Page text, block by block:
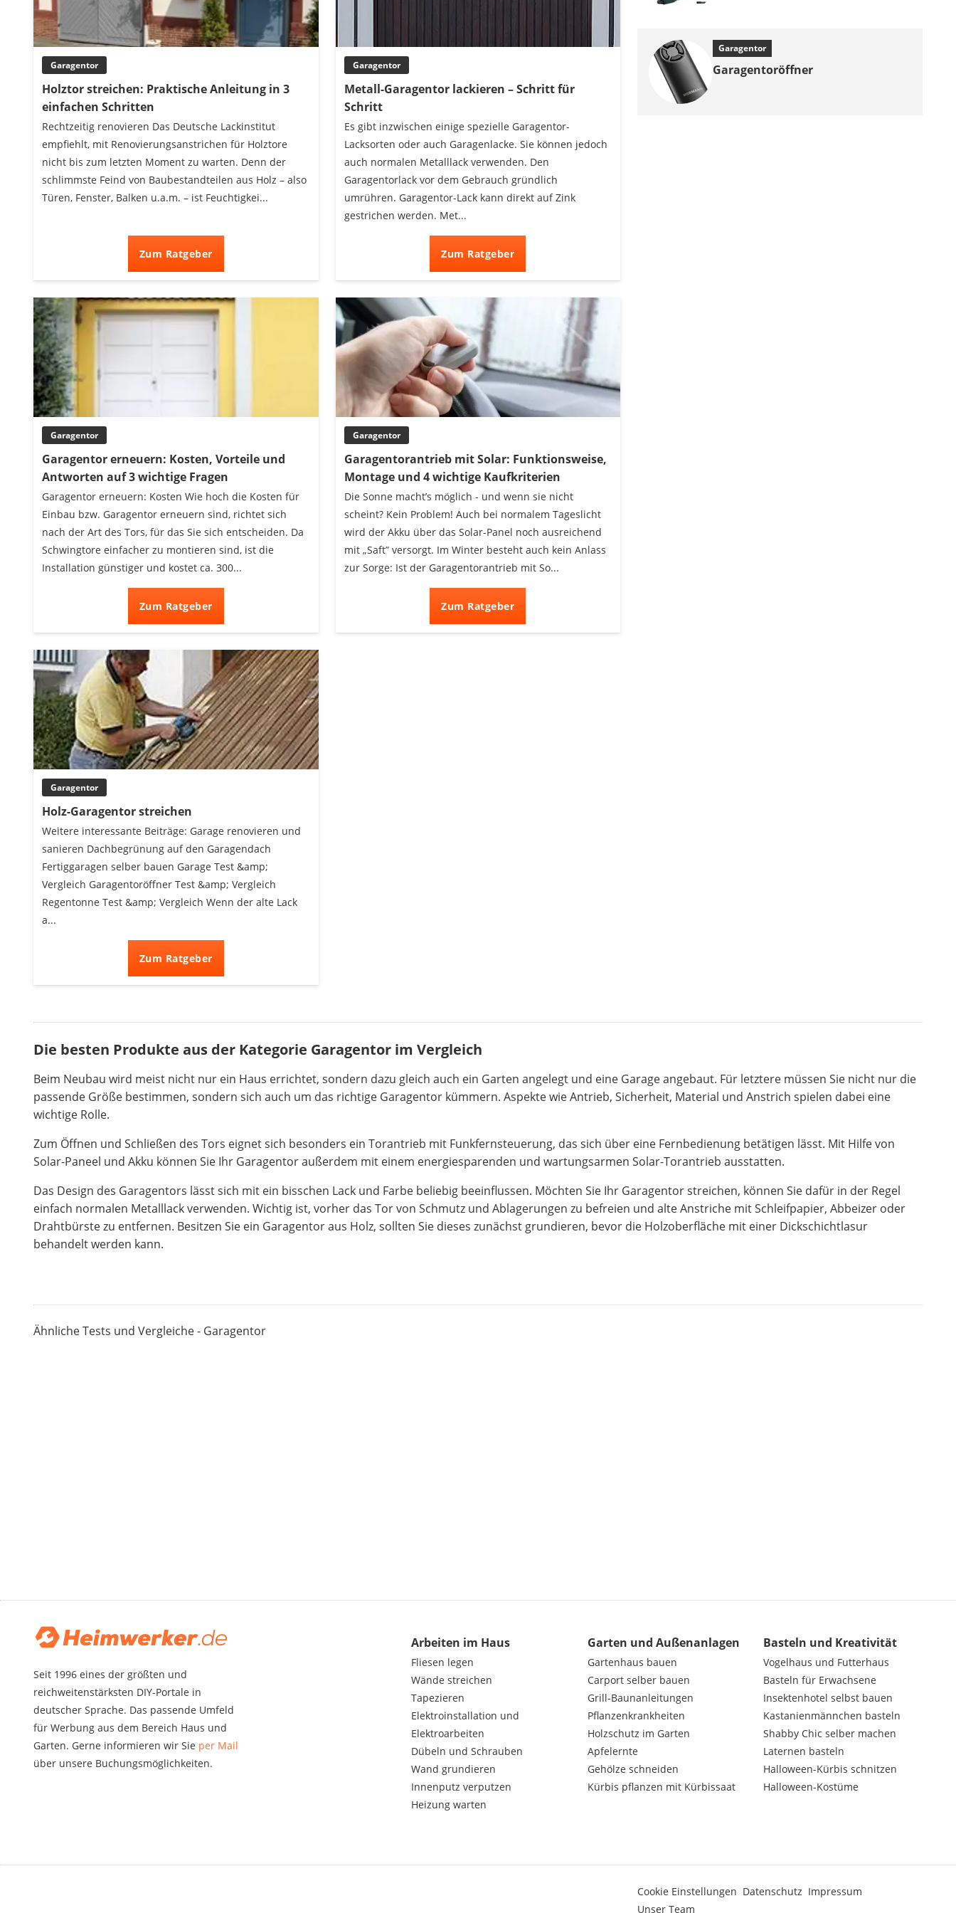
Akku-Vertikutierer
Koifutter
Kassettenmarkise
Bosch-Heckenschere
Stihl-Laubbläser
Minidumper
Auffahrrampe
Garagentor
Holztor streichen: Praktische Anleitung in 3
einfachen Schritten
Rechtzeitig renovieren Das Deutsche Lackinstitut
empfiehlt, mit Renovierungsanstrichen für Holztore
nicht bis zum letzten Moment zu warten. Denn der
schlimmste Feind von Baubestandteilen aus Holz – also
Türen, Fenster, Balken u.a.m. – ist Feuchtigkei...
Zum Ratgeber
Garagentor
Metall-Garagentor lackieren – Schritt für
Schritt
Es gibt inzwischen einige spezielle Garagentor-
Lacksorten oder auch Garagenlacke. Sie können jedoch
auch normalen Metalllack verwenden. Den
Garagentorlack vor dem Gebrauch gründlich
umrühren. Garagentor-Lack kann direkt auf Zink
gestrichen werden. Met...
Zum Ratgeber
Garagentor
Garagentor erneuern: Kosten, Vorteile und
Antworten auf 3 wichtige Fragen
Garagentor erneuern: Kosten Wie hoch die Kosten für
Einbau bzw. Garagentor erneuern sind, richtet sich
nach der Art des Tors, für das Sie sich entscheiden. Da
Schwingtore einfacher zu montieren sind, ist die
Installation günstiger und kostet ca. 300...
Zum Ratgeber
Garagentor
Garagentorantrieb mit Solar: Funktionsweise,
Montage und 4 wichtige Kaufkriterien
Die Sonne macht’s möglich - und wenn sie nicht
scheint? Kein Problem! Auch bei normalem Tageslicht
wird der Akku über das Solar-Panel noch ausreichend
mit „Saft” versorgt. Im Winter besteht auch kein Anlass
zur Sorge: Ist der Garagentorantrieb mit So...
Zum Ratgeber
Garagentor
Holz-Garagentor streichen
Weitere interessante Beiträge: Garage renovieren und
sanieren Dachbegrünung auf den Garagendach
Fertiggaragen selber bauen Garage Test &amp;
Vergleich Garagentoröffner Test &amp; Vergleich
Regentonne Test &amp; Vergleich Wenn der alte Lack
a...
Zum Ratgeber
Garagentor
Garagentoröffner
Die besten Produkte aus der Kategorie Garagentor im Vergleich
Beim Neubau wird meist nicht nur ein Haus errichtet, sondern dazu gleich auch ein Garten angelegt und eine Garage angebaut. Für letztere müssen Sie nicht nur die
passende Größe bestimmen, sondern sich auch um das richtige Garagentor kümmern. Aspekte wie Antrieb, Sicherheit, Material und Anstrich spielen dabei eine
wichtige Rolle.
Zum Öffnen und Schließen des Tors eignet sich besonders ein Torantrieb mit Funkfernsteuerung, das sich über eine Fernbedienung betätigen lässt. Mit Hilfe von
Solar-Paneel und Akku können Sie Ihr Garagentor außerdem mit einem energiesparenden und wartungsarmen Solar-Torantrieb ausstatten.
Das Design des Garagentors lässt sich mit ein bisschen Lack und Farbe beliebig beeinflussen. Möchten Sie Ihr Garagentor streichen, können Sie dafür in der Regel
einfach normalen Metalllack verwenden. Wichtig ist, vorher das Tor von Schmutz und Ablagerungen zu befreien und alte Anstriche mit Schleifpapier, Abbeizer oder
Drahtbürste zu entfernen. Besitzen Sie ein Garagentor aus Holz, sollten Sie dieses zunächst grundieren, bevor die Holzoberfläche mit einer Dickschichtlasur
behandelt werden kann.
Ähnliche Tests und Vergleiche - Garagentor
Seit 1996 eines der größten und
reichweitenstärksten DIY-Portale in
deutscher Sprache. Das passende Umfeld
für Werbung aus dem Bereich Haus und
Garten. Gerne informieren wir Sie per Mail
über unsere Buchungsmöglichkeiten.
Arbeiten im Haus
Fliesen legen
Wände streichen
Tapezieren
Elektroinstallation und
Elektroarbeiten
Dübeln und Schrauben
Wand grundieren
Innenputz verputzen
Heizung warten
Garten und Außenanlagen
Gartenhaus bauen
Carport selber bauen
Grill-Baunanleitungen
Pflanzenkrankheiten
Holzschutz im Garten
Apfelernte
Gehölze schneiden
Kürbis pflanzen mit Kürbissaat
Basteln und Kreativität
Vogelhaus und Futterhaus
Basteln für Erwachsene
Insektenhotel selbst bauen
Kastanienmännchen basteln
Shabby Chic selber machen
Laternen basteln
Halloween-Kürbis schnitzen
Halloween-Kostüme
Cookie Einstellungen Datenschutz Impressum
Unser Team